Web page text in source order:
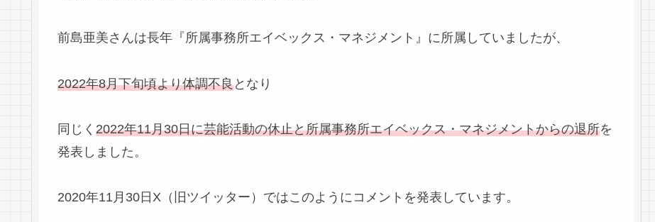
前島亜美さんは長年『所属事務所エイベックス・マネジメント』に所属していましたが、
2022年8月下旬頃より体調不良となり
同じく 2022年11月30日に芸能活動の休止と所属事務所エイベックス・マネジメントからの退所を
発表しました。
2020年11月30日X（旧ツイッター）ではこのようにコメントを発表しています。